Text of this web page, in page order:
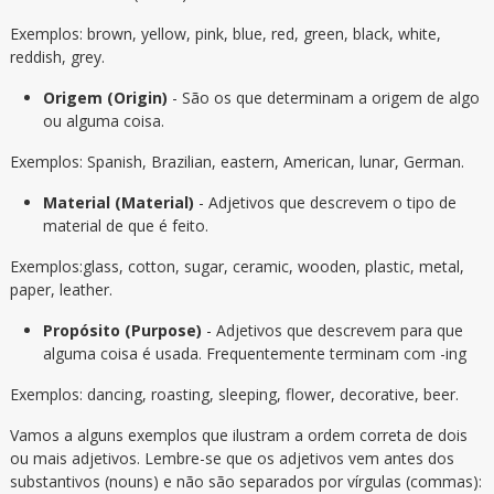
Exemplos: brown, yellow, pink, blue, red, green, black, white,
reddish, grey.
Origem (Origin) - São os que determinam a origem de algo
ou alguma coisa.
Exemplos: Spanish, Brazilian, eastern, American, lunar, German.
Material (Material) - Adjetivos que descrevem o tipo de
material de que é feito.
Exemplos:glass, cotton, sugar, ceramic, wooden, plastic, metal,
paper, leather.
Propósito (Purpose) - Adjetivos que descrevem para que
alguma coisa é usada. Frequentemente terminam com -ing
Exemplos: dancing, roasting, sleeping, flower, decorative, beer.
Vamos a alguns exemplos que ilustram a ordem correta de dois
ou mais adjetivos. Lembre-se que os adjetivos vem antes dos
substantivos (nouns) e não são separados por vírgulas (commas):